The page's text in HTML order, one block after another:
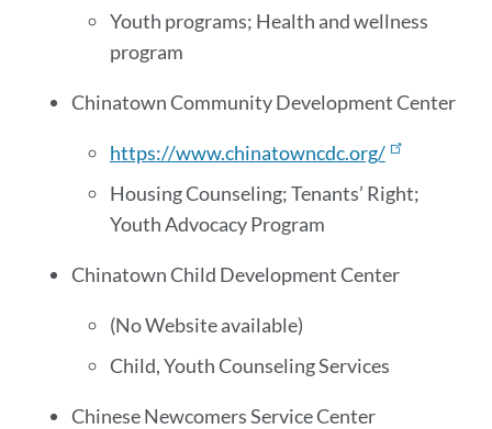
Youth programs; Health and wellness
program
Chinatown Community Development Center
https://www.chinatowncdc.org/
Housing Counseling; Tenants’ Right;
Youth Advocacy Program
Chinatown Child Development Center
(No Website available)
Child, Youth Counseling Services
Chinese Newcomers Service Center